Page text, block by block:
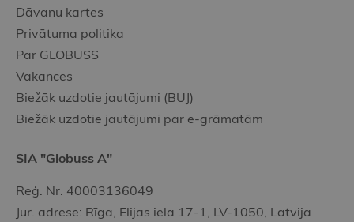
Dāvanu kartes
Privātuma politika
Par GLOBUSS
Vakances
Biežāk uzdotie jautājumi (BUJ)
Biežāk uzdotie jautājumi par e-grāmatām
SIA "Globuss A"
Reģ. Nr. 40003136049
Jur. adrese: Rīga, Elijas iela 17-1, LV-1050, Latvija